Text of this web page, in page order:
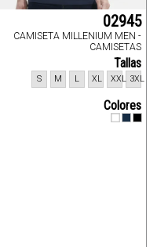
02945
CAMISETA MILLENIUM MEN -
CAMISETAS
Tallas
3XL
XXL
XL
L
M
S
Colores